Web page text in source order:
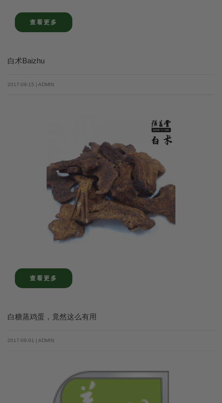
查看更多
白术Baizhu
2017-08-15 | ADMIN
查看更多
白糖蒸鸡蛋，竟然这么有用
2017-08-01 | ADMIN